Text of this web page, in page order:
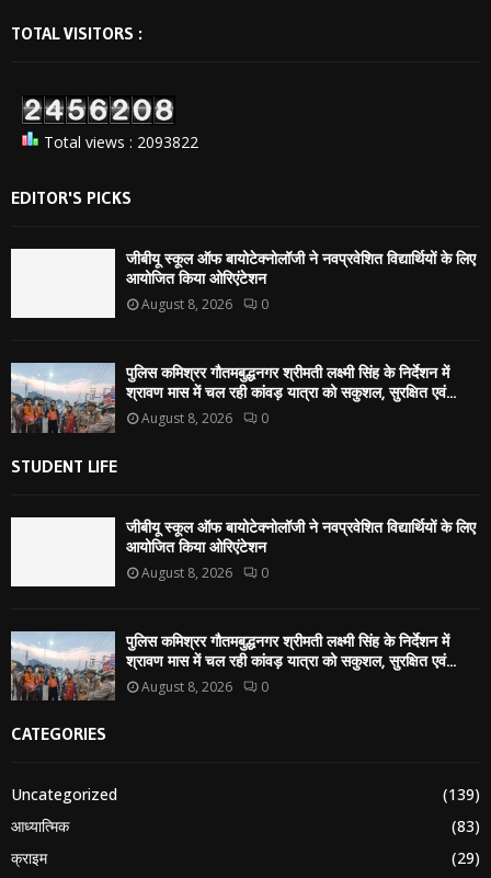
TOTAL VISITORS :
Total views : 2093822
EDITOR'S PICKS
जीबीयू स्कूल ऑफ बायोटेक्नोलॉजी ने नवप्रवेशित विद्यार्थियों के लिए
आयोजित किया ओरिएंटेशन
August 8, 2026 0
पुलिस कमिश्रर गौतमबुद्धनगर श्रीमती लक्ष्मी सिंह के निर्देशन में
श्रावण मास में चल रही कांवड़ यात्रा को सकुशल, सुरक्षित एवं...
August 8, 2026 0
STUDENT LIFE
जीबीयू स्कूल ऑफ बायोटेक्नोलॉजी ने नवप्रवेशित विद्यार्थियों के लिए
आयोजित किया ओरिएंटेशन
August 8, 2026 0
पुलिस कमिश्रर गौतमबुद्धनगर श्रीमती लक्ष्मी सिंह के निर्देशन में
श्रावण मास में चल रही कांवड़ यात्रा को सकुशल, सुरक्षित एवं...
August 8, 2026 0
CATEGORIES
Uncategorized
(139)
आध्यात्मिक
(83)
क्राइम
(29)